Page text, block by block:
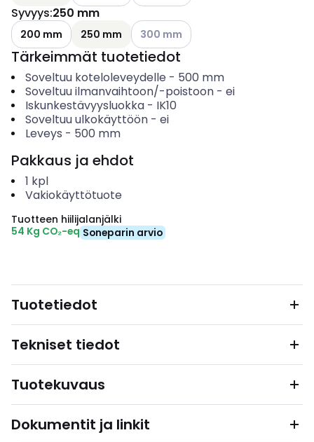
Syvyys:250 mm
200 mm 250 mm Katso käytettävissä olevat
300 mm
Tärkeimmät tuotetiedot
Soveltuu koteloleveydelle - 500 mm
Soveltuu ilmanvaihtoon/-poistoon- ei
Iskunkestävyysluokka- IK10
Soveltuu ulkokäyttöön- ei
Leveys - 500 mm
Pakkaus ja ehdot
1 kpl
Vakiokäyttötuote
Tuotteen hiilijalanjälki
54 Kg CO₂-eq Soneparin arvio
Tuotetiedot
Tekniset tiedot
Tuotekuvaus
Dokumentit ja linkit